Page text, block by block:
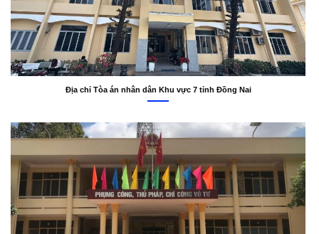
Địa chỉ Tòa án nhân dân Khu vực 7 tỉnh Đồng Nai